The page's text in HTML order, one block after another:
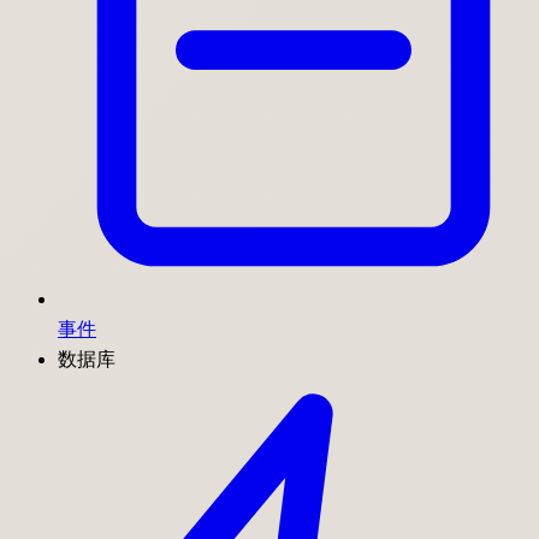
事件
数据库